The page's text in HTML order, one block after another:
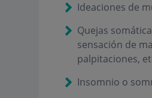
Ideaciones de
Quejas
sensación de
palpitaciones,
Insomnio o